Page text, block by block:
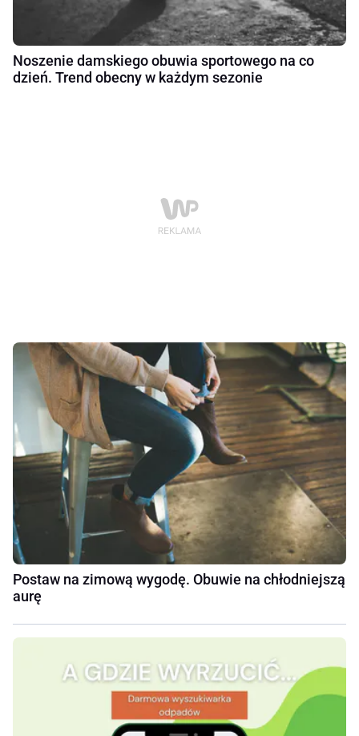
Noszenie damskiego obuwia sportowego na co
dzień. Trend obecny w każdym sezonie
Postaw na zimową wygodę. Obuwie na chłodniejszą
aurę